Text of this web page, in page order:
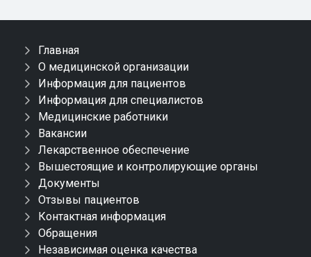
Главная
О медицинской организации
Информация для пациентов
Информация для специалистов
Медицинские работники
Вакансии
Лекарственное обеспечение
Вышестоящие и контролирующие органы
Документы
Отзывы пациентов
Контактная информация
Обращения
Независимая оценка качества